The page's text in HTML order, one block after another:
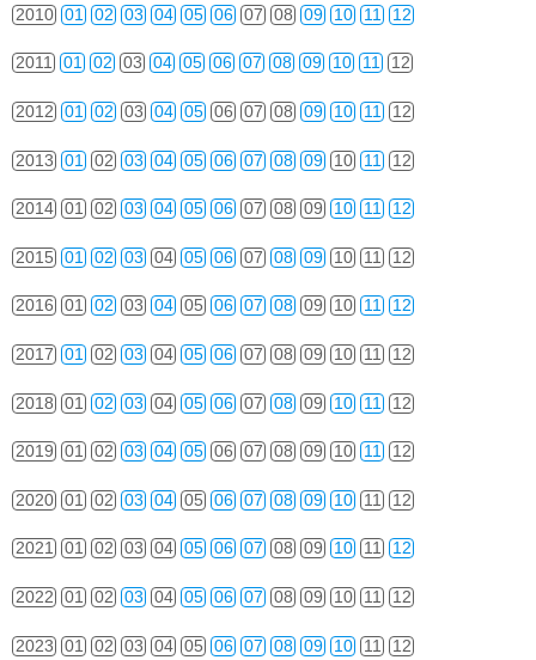
2010 01 02 03 04 05 06 07 08 09 10 11 12
2011 01 02 03 04 05 06 07 08 09 10 11 12
2012 01 02 03 04 05 06 07 08 09 10 11 12
2013 01 02 03 04 05 06 07 08 09 10 11 12
2014 01 02 03 04 05 06 07 08 09 10 11 12
2015 01 02 03 04 05 06 07 08 09 10 11 12
2016 01 02 03 04 05 06 07 08 09 10 11 12
2017 01 02 03 04 05 06 07 08 09 10 11 12
2018 01 02 03 04 05 06 07 08 09 10 11 12
2019 01 02 03 04 05 06 07 08 09 10 11 12
2020 01 02 03 04 05 06 07 08 09 10 11 12
2021 01 02 03 04 05 06 07 08 09 10 11 12
2022 01 02 03 04 05 06 07 08 09 10 11 12
2023 01 02 03 04 05 06 07 08 09 10 11 12